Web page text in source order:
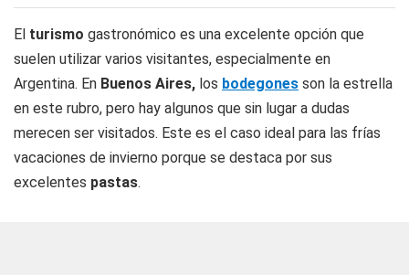
El turismo gastronómico es una excelente opción que
suelen utilizar varios visitantes, especialmente en
Argentina. En Buenos Aires, los bodegones son la estrella
en este rubro, pero hay algunos que sin lugar a dudas
merecen ser visitados. Este es el caso ideal para las frías
vacaciones de invierno porque se destaca por sus
excelentes pastas.